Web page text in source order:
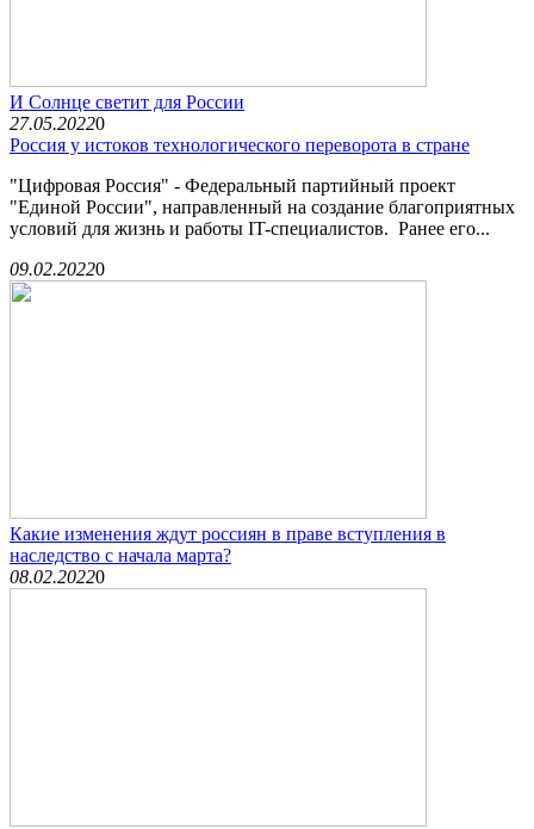
И Солнце светит для России
27.05.20220
Россия у истоков технологического переворота в стране
"Цифровая Россия" - Федеральный партийный проект
"Единой России", направленный на создание благоприятных
условий для жизнь и работы IT-специалистов. Ранее его...
09.02.20220
Какие изменения ждут россиян в праве вступления в
наследство с начала марта?
08.02.20220